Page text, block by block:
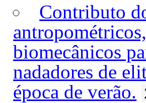
Contributo
biomecânicos
nadadores de
época de verão.